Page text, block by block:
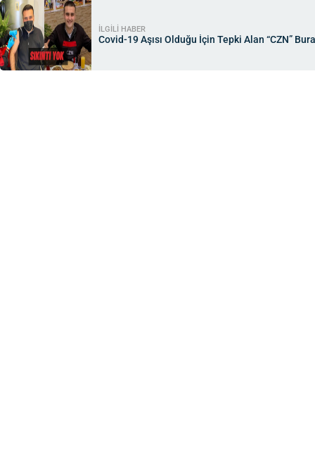
İLGİLİ HABER
Covid-19 Aşısı Olduğu İçin Tepki Alan “CZN”